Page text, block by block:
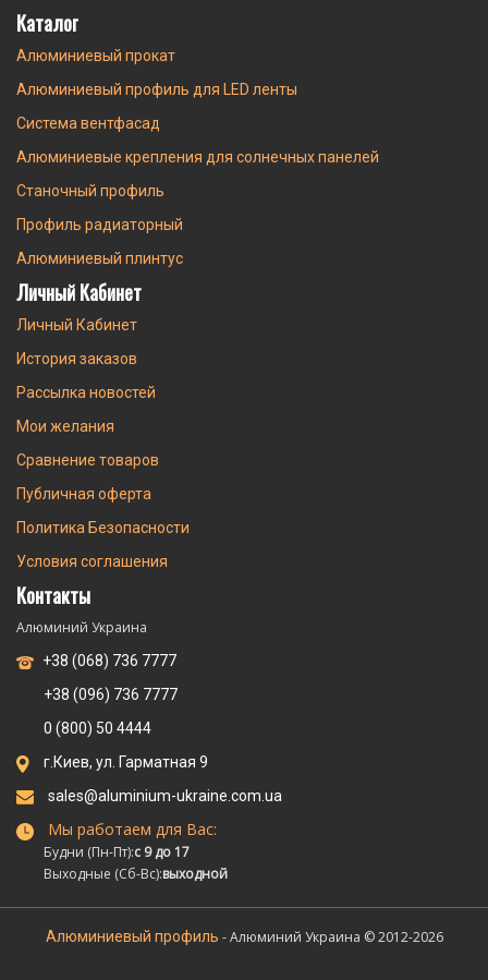
Каталог
Алюминиевый прокат
Алюминиевый профиль для LED ленты
Система вентфасад
Алюминиевые крепления для солнечных панелей
Станочный профиль
Профиль радиаторный
Алюминиевый плинтус
Личный Кабинет
Личный Кабинет
История заказов
Рассылка новостей
Мои желания
Сравнение товаров
Публичная оферта
Политика Безопасности
Условия соглашения
Контакты
Алюминий Украина
+38 (068) 736 7777
+38 (096) 736 7777
0 (800) 50 4444
г.Киев, ул. Гарматная 9
sales@aluminium-ukraine.com.ua
Мы работаем для Вас:
Будни (Пн-Пт):с 9 до 17
Выходные (Сб-Вс):выходной
Алюминиевый профиль - Алюминий Украина © 2012-2026